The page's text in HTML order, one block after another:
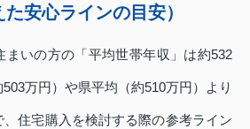
安心ラインの目安）
まいの方の「平均世帯年収」は約532
万円）や県平均（約510万円）より
住宅購入を検討する際の参考ライン